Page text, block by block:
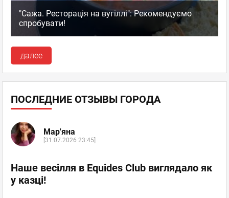
"Сажа. Ресторація на вугіллі": Рекомендуємо
спробувати!
далее
ПОСЛЕДНИЕ ОТЗЫВЫ ГОРОДА
Мар'яна
[31.07.2026 23:45]
Наше весілля в Equides Club виглядало як
у казці!